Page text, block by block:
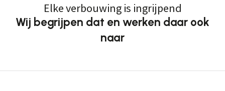
Elke verbouwing is ingrijpend
Wij begrijpen dat en werken daar ook
naar